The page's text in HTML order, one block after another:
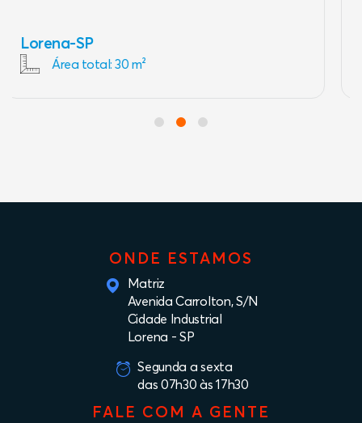
Guaratinguetá-SP
Área total: 200 m²
ONDE ESTAMOS
Matriz
Avenida Carrolton, S/N
Cidade Industrial
Lorena - SP
Segunda a sexta
das 07h30 às 17h30
FALE COM A GENTE